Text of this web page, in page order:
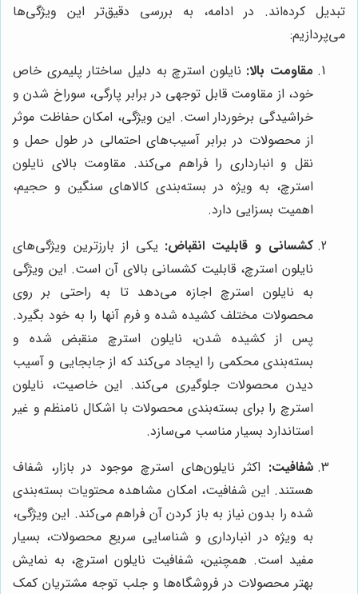
تبدیل کرده‌اند. در ادامه، به بررسی دقیق‌تر این ویژگی‌ها
می‌پردازیم:
مقاومت بالا: نایلون استرچ به دلیل ساختار پلیمری خاص
خود، از مقاومت قابل توجهی در برابر پارگی، سوراخ شدن و
خراشیدگی برخوردار است. این ویژگی، امکان حفاظت موثر
از محصولات در برابر آسیب‌های احتمالی در طول حمل و
نقل و انبارداری را فراهم می‌کند. مقاومت بالای نایلون
استرچ، به ویژه در بسته‌بندی کالاهای سنگین و حجیم،
اهمیت بسزایی دارد.
کشسانی و قابلیت انقباض: یکی از بارزترین ویژگی‌های
نایلون استرچ، قابلیت کشسانی بالای آن است. این ویژگی
به نایلون استرچ اجازه می‌دهد تا به راحتی بر روی
محصولات مختلف کشیده شده و فرم آنها را به خود بگیرد.
پس از کشیده شدن، نایلون استرچ منقبض شده و
بسته‌بندی محکمی را ایجاد می‌کند که از جابجایی و آسیب
دیدن محصولات جلوگیری می‌کند. این خاصیت، نایلون
استرچ را برای بسته‌بندی محصولات با اشکال نامنظم و غیر
استاندارد بسیار مناسب می‌سازد.
شفافیت: اکثر نایلون‌های استرچ موجود در بازار، شفاف
هستند. این شفافیت، امکان مشاهده محتویات بسته‌بندی
شده را بدون نیاز به باز کردن آن فراهم می‌کند. این ویژگی،
به ویژه در انبارداری و شناسایی سریع محصولات، بسیار
مفید است. همچنین، شفافیت نایلون استرچ، به نمایش
بهتر محصولات در فروشگاه‌ها و جلب توجه مشتریان کمک